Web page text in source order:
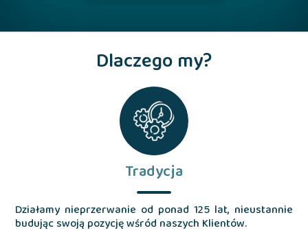
Dlaczego my?
Tradycja
Działamy nieprzerwanie od ponad 125 lat, nieustannie
budując swoją pozycję wśród naszych Klientów.